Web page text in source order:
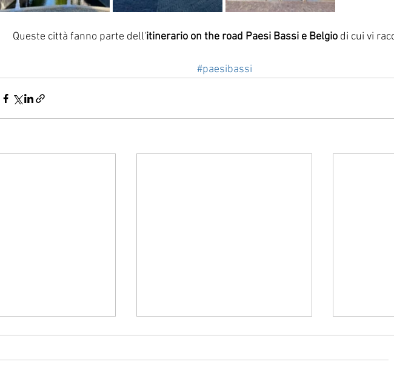
Queste città fanno parte dell'itinerario on the road Paesi Bassi e Belgio di cui vi
#paesibassi